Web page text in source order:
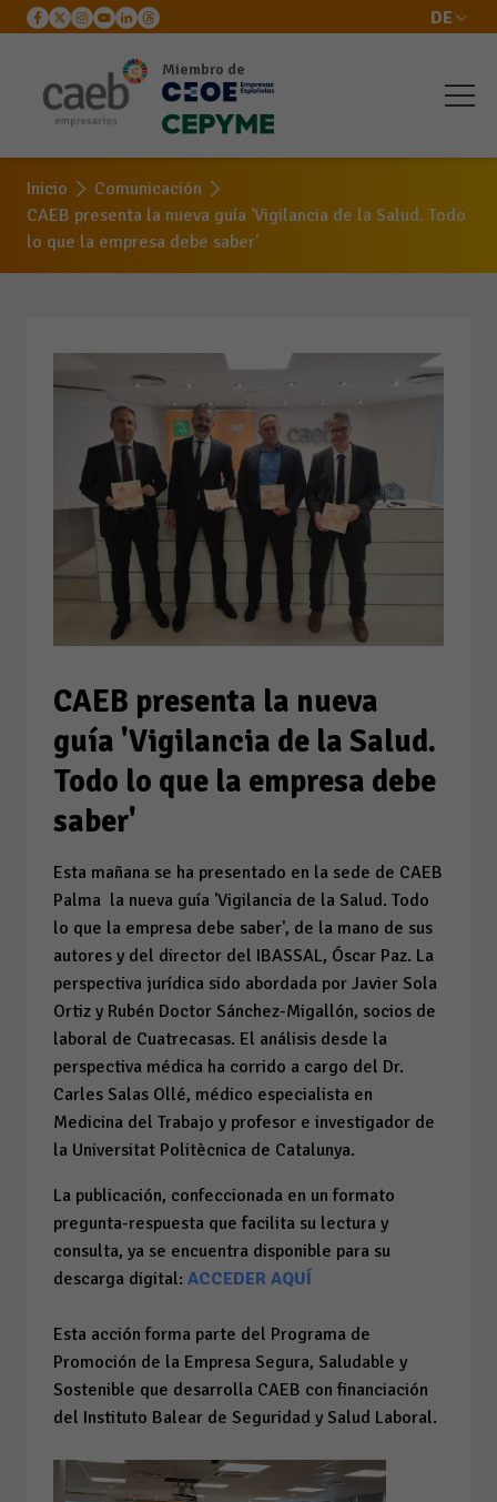
DE
Miembro de
Inicio
Comunicación
CAEB presenta la nueva guía 'Vigilancia de la Salud. Todo
lo que la empresa debe saber'
CAEB presenta la nueva
guía 'Vigilancia de la Salud.
Todo lo que la empresa debe
saber'
Esta mañana se ha presentado en la sede de CAEB
Palma la nueva guía 'Vigilancia de la Salud. Todo
lo que la empresa debe saber', de la mano de sus
autores y del director del IBASSAL, Óscar Paz.️ La
perspectiva jurídica sido abordada por Javier Sola
Ortiz y Rubén Doctor Sánchez-Migallón, socios de
laboral de Cuatrecasas. ️El análisis desde la
perspectiva médica ha corrido a cargo del Dr.
Carles Salas Ollé, médico especialista en
Medicina del Trabajo y profesor e investigador de
la Universitat Politècnica de Catalunya.
La publicación, confeccionada en un formato
pregunta-respuesta que facilita su lectura y
consulta, ya se encuentra disponible para su
descarga digital: ACCEDER AQUÍ
Esta acción forma parte del Programa de
Promoción de la Empresa Segura, Saludable y
Sostenible que desarrolla CAEB con financiación
del Instituto Balear de Seguridad y Salud Laboral.